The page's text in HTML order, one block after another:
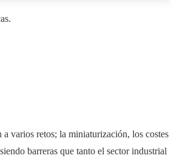
varios retos; la miniaturización, los costes
barreras que tanto el sector industrial